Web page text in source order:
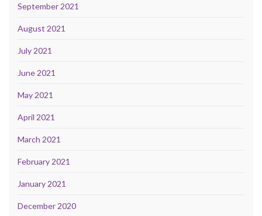
September 2021
August 2021
July 2021
June 2021
May 2021
April 2021
March 2021
February 2021
January 2021
December 2020